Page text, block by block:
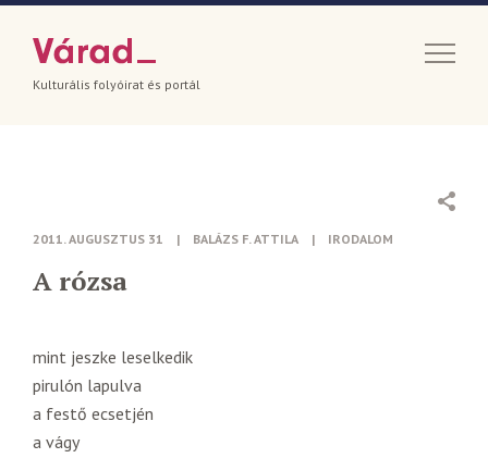
Kulturális folyóirat és portál
2011. AUGUSZTUS 31 | BALÁZS F. ATTILA | IRODALOM
A rózsa
mint jeszke leselkedik
pirulón lapulva
a festő ecsetjén
a vágy